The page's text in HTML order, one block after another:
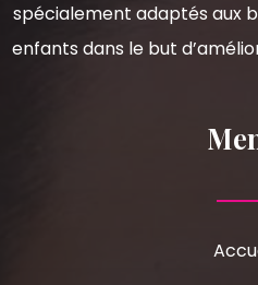
spécialement adaptés aux
enfants dans le but